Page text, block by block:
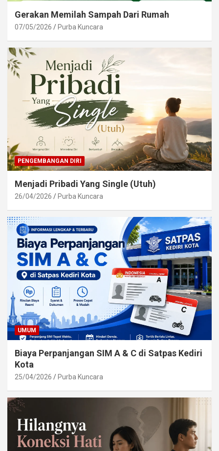
Gerakan Memilah Sampah Dari Rumah
07/05/2026 Purba Kuncara
PENGEMBANGAN DIRI
Menjadi Pribadi Yang Single (Utuh)
26/04/2026 Purba Kuncara
UMUM
Biaya Perpanjangan SIM A & C di Satpas Kediri
Kota
25/04/2026 Purba Kuncara